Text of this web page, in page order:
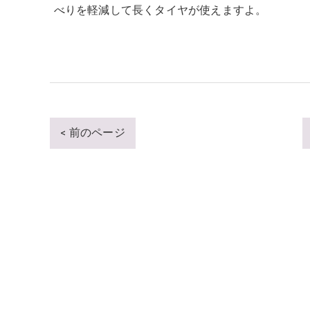
べりを軽減して長くタイヤが使えますよ。
< 前のページ